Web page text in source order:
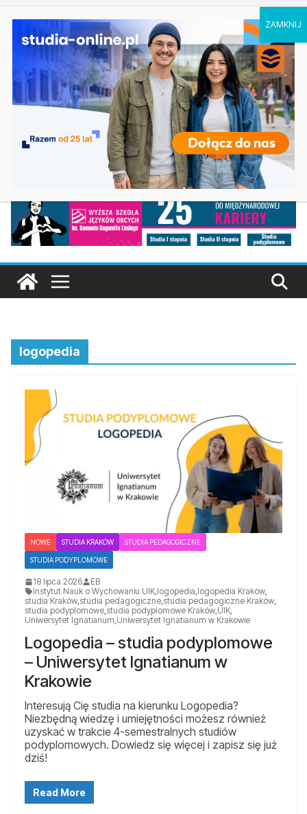
Ostatnie
wpisy:
Energetyka w Koszalinie
Praca socjalna – Akademia Pedagogiki
Specjalnej w Warszawie
Studia pedagogiczne w Olsztynie
Zarządzanie w Gorzowie Wielkopolskim
Turystyka i rekreacja w Częstochowie
logopedia
NOWE STUDIA KRAKÓW STUDIA PEDAGOGICZNE
STUDIA PODYPLOMOWE
18 lipca 2026
EB
Instytut Nauk o Wychowaniu UIK,logopedia,logopedia Kraków,
studia Kraków,studia pedagogiczne,studia pedagogiczne Kraków,
studia podyplomowe,studia podyplomowe Kraków,UIK,
Uniwersytet Ignatianum,Uniwersytet Ignatianum w Krakowie
Logopedia – studia podyplomowe
– Uniwersytet Ignatianum w
Krakowie
Interesują Cię studia na kierunku Logopedia?
Niezbędną wiedzę i umiejętności możesz również
uzyskać w trakcie 4-semestralnych studiów
podyplomowych. Dowiedz się więcej i zapisz się już
dziś!
Read More